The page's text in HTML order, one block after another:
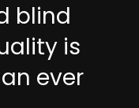
blind
is
ever